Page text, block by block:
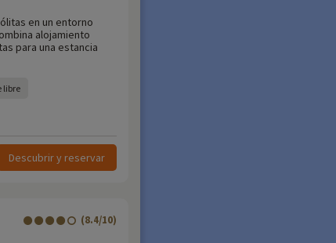
en un entorno
alojamiento
para una estancia
libre
Descubrir y reservar
(8.4/10)